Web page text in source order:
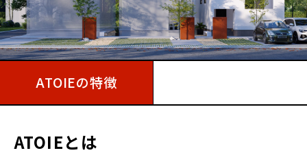
ATOIEの特徴
ATOIEとは